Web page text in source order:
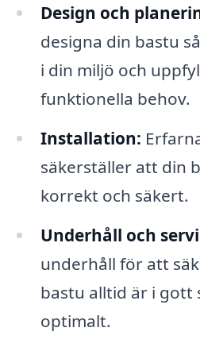
Design och
designa din bastu
i din miljö och
funktionella behov.
Installation:
säkerställer att din
korrekt och säkert.
Underhåll och
underhåll för att
bastu alltid är i gott
optimalt.